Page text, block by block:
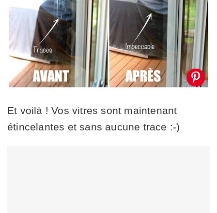
Et voilà ! Vos vitres sont maintenant
étincelantes et sans aucune trace :-)